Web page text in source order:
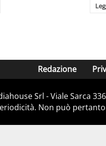
Redazione
Srl - Viale Sarca
Non può